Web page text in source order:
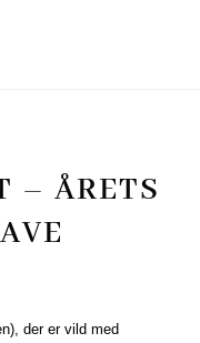
– ÅRETS
der er vild med